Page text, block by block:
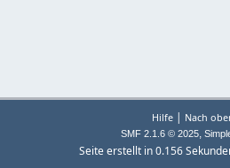
Hilfe| Nach
SMF 2.1.6 © 2025,
Seite erstellt in 0.156